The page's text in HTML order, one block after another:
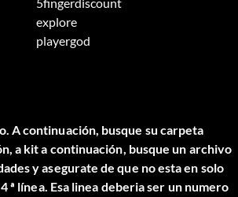
explore
playergod
A continuación, busque su carpeta
a kit a continuación, busque un archivo
y asegurate de que no esta en solo
línea. Esa linea deberia ser un numero